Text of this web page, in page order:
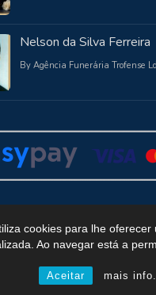
cookies para lhe
Ao navegar está a
Aceitar mais
Nelson da Silva Ferreira
By Agência Funerária Trofense
Funerária Trofense
WordPress, Theme i-max by